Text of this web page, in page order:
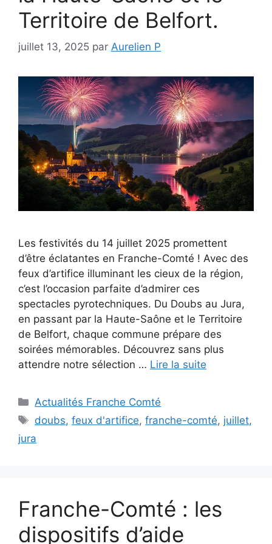
Territoire de Belfort.
juillet 13, 2025 par Aurelien P
Les festivités du 14 juillet 2025 promettent
d’être éclatantes en Franche-Comté ! Avec des
feux d’artifice illuminant les cieux de la région,
c’est l’occasion parfaite d’admirer ces
spectacles pyrotechniques. Du Doubs au Jura,
en passant par la Haute-Saône et le Territoire
de Belfort, chaque commune prépare des
soirées mémorables. Découvrez sans plus
attendre notre sélection … Lire la suite
Catégories
Actualités Franche Comté
Étiquettes
doubs,feux d'artifice,franche-comté, juillet,
jura
Franche-Comté : les
dispositifs d’aide